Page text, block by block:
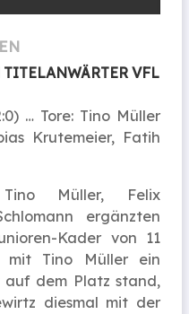
VFL
… Tore: Tino Müller
Krutemeier, Fatih
Tino Müller, Felix
ergänzten
Kader von 11
mit Tino Müller ein
auf dem Platz stand,
diesmal mit der